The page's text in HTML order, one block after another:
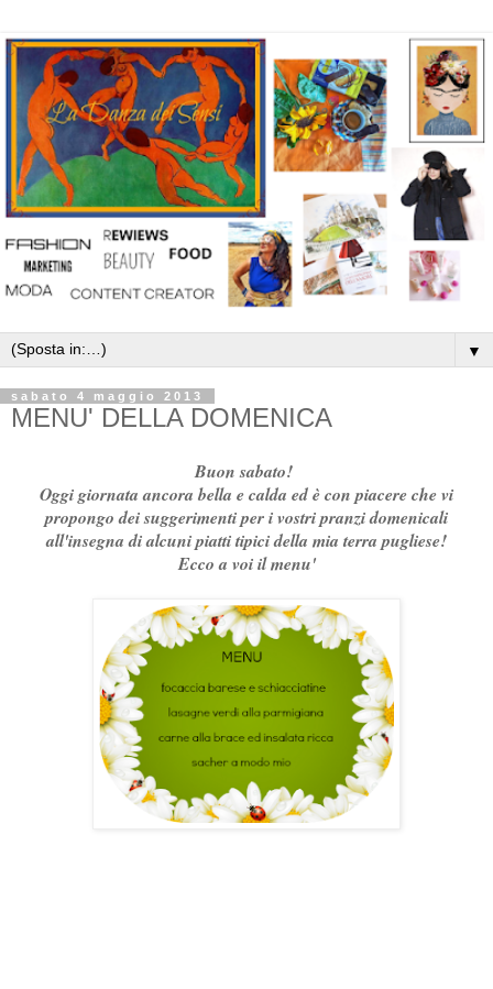
▼
sabato 4 maggio 2013
MENU' DELLA DOMENICA
Buon sabato!
Oggi giornata ancora bella e calda ed è con piacere che vi
propongo dei suggerimenti per i vostri pranzi domenicali
all'insegna di alcuni piatti tipici della mia terra pugliese!
Ecco a voi il menu'